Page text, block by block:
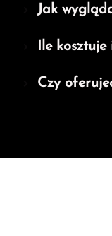
Jak
Ile kosztuje
Czy